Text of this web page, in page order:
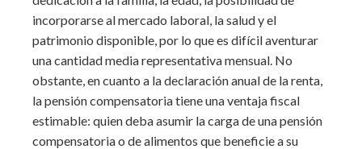
incorporarse al mercado laboral, la salud y el
patrimonio disponible, por lo que es difícil aventurar
una cantidad media representativa mensual. No
obstante, en cuanto a la declaración anual de la renta,
la pensión compensatoria tiene una ventaja fiscal
estimable: quien deba asumir la carga de una pensión
compensatoria o de alimentos que beneficie a su